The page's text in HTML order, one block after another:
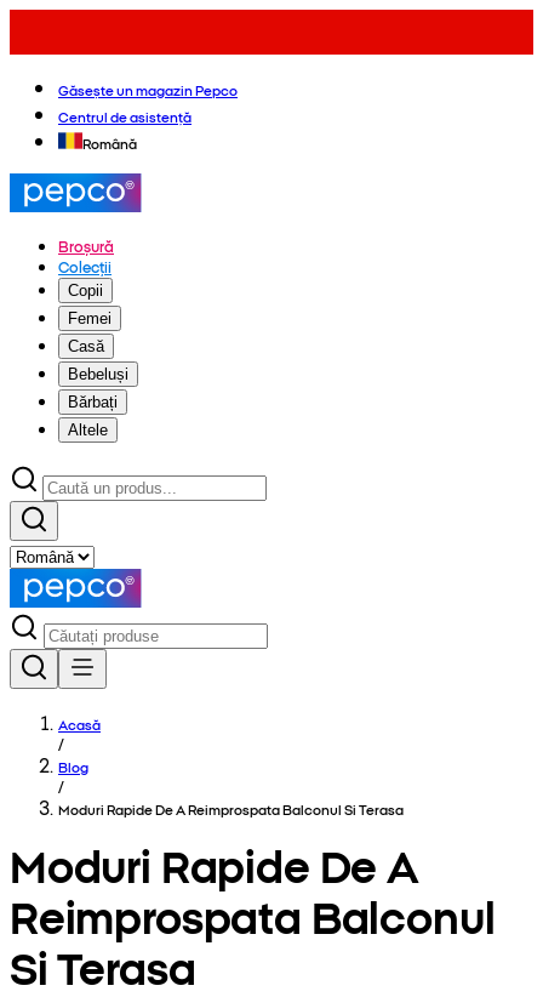
Găsește un magazin Pepco
Centrul de asistență
Română
Broșură
Colecții
Copii
Femei
Casă
Bebeluși
Bărbați
Altele
Acasă
/
Blog
/
Moduri Rapide De A Reimprospata Balconul Si Terasa
Moduri Rapide De A
Reimprospata Balconul
Si Terasa